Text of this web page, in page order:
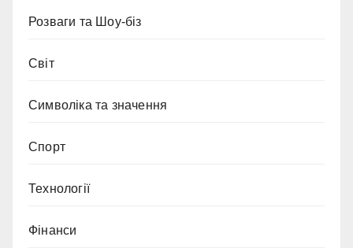
Розваги та Шоу-біз
Світ
Символіка та значення
Спорт
Технології
Фінанси